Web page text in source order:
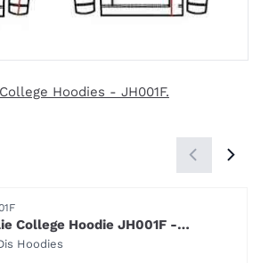
Hoodies - JH001F.
College Hoodie JH001F -
pink.
Hoodies